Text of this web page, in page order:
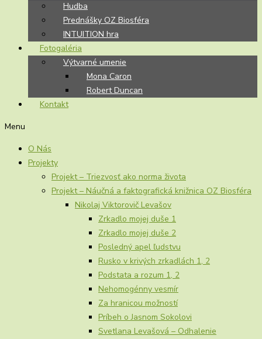
Hudba
Prednášky OZ Biosféra
INTUITION hra
Fotogaléria
Výtvarné umenie
Mona Caron
Robert Duncan
Kontakt
Menu
O Nás
Projekty
Projekt – Triezvosť ako norma života
Projekt – Náučná a faktografická knižnica OZ Biosféra
Nikolaj Viktorovič Levašov
Zrkadlo mojej duše 1
Zrkadlo mojej duše 2
Posledný apel ľudstvu
Rusko v krivých zrkadlách 1, 2
Podstata a rozum 1, 2
Nehomogénny vesmír
Za hranicou možností
Príbeh o Jasnom Sokolovi
Svetlana Levašová – Odhalenie